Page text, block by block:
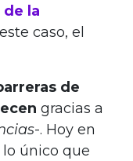
la
caso, el
de
gracias a
-. Hoy en
único que